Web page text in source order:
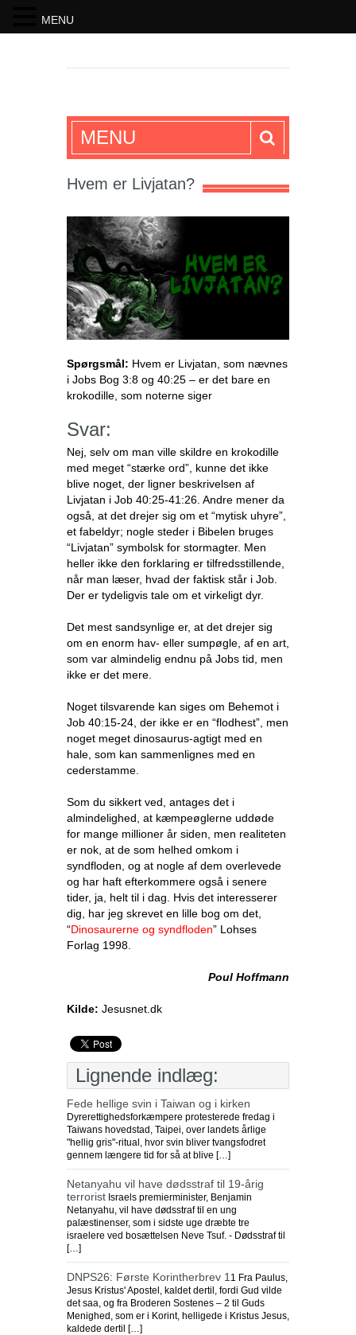
SKRIFTEN
MENU
Hvem er Livjatan?
Spørgsmål: Hvem er Livjatan, som nævnes
i Jobs Bog 3:8 og 40:25 – er det bare en
krokodille, som noterne siger
Svar:
Nej, selv om man ville skildre en krokodille
med meget “stærke ord”, kunne det ikke
blive noget, der ligner beskrivelsen af
Livjatan i Job 40:25-41:26. Andre mener da
også, at det drejer sig om et “mytisk uhyre”,
et fabeldyr; nogle steder i Bibelen bruges
“Livjatan” symbolsk for stormagter. Men
heller ikke den forklaring er tilfredsstillende,
når man læser, hvad der faktisk står i Job.
Der er tydeligvis tale om et virkeligt dyr.
Det mest sandsynlige er, at det drejer sig
om en enorm hav- eller sumpøgle, af en art,
som var almindelig endnu på Jobs tid, men
ikke er det mere.
Noget tilsvarende kan siges om Behemot i
Job 40:15-24, der ikke er en “flodhest”, men
noget meget dinosaurus-agtigt med en
hale, som kan sammenlignes med en
cederstamme.
Som du sikkert ved, antages det i
almindelighed, at kæmpeøglerne uddøde
for mange millioner år siden, men realiteten
er nok, at de som helhed omkom i
syndfloden, og at nogle af dem overlevede
og har haft efterkommere også i senere
tider, ja, helt til i dag. Hvis det interesserer
dig, har jeg skrevet en lille bog om det,
“Dinosaurerne og syndfloden” Lohses
Forlag 1998.
Poul Hoffmann
Kilde: Jesusnet.dk
Lignende indlæg:
Fede hellige svin i Taiwan og i kirken
Dyrerettighedsforkæmpere protesterede fredag i
Taiwans hovedstad, Taipei, over landets årlige
"hellig gris"-ritual, hvor svin bliver tvangsfodret
gennem længere tid for så at blive […]
Netanyahu vil have dødsstraf til 19-årig
terrorist Israels premierminister, Benjamin
Netanyahu, vil have dødsstraf til en ung
palæstinenser, som i sidste uge dræbte tre
israelere ved bosættelsen Neve Tsuf. - Dødsstraf til
[…]
DNPS26: Første Korintherbrev 1 1 Fra Paulus,
Jesus Kristus' Apostel, kaldet dertil, fordi Gud vilde
det saa, og fra Broderen Sostenes – 2 til Guds
Menighed, som er i Korint, helligede i Kristus Jesus,
kaldede dertil […]
MENU